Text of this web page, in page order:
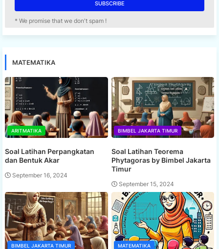
* We promise that we don't spam !
MATEMATIKA
ARITMATIKA
Soal Latihan Perpangkatan
dan Bentuk Akar
September 16, 2024
BIMBEL JAKARTA TIMUR
Soal Latihan Teorema
Phytagoras by Bimbel Jakarta
Timur
September 15, 2024
BIMBEL JAKARTA TIMUR MATEMATIKA